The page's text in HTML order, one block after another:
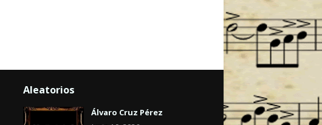
Aleatorios
Álvaro Cruz Pérez